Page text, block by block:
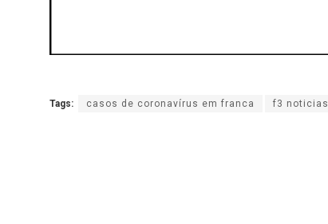
Tags: casos de coronavírus em franca f3 noticias